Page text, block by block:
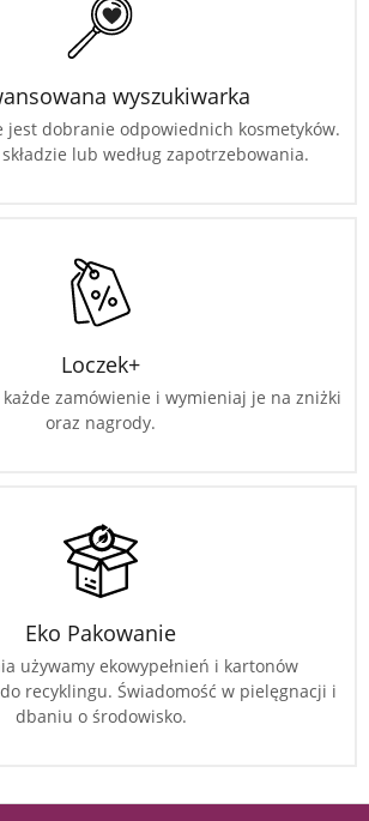
wyszukiwarka
jest dobranie odpowiednich kosmetyków.
lub według zapotrzebowania.
Loczek+
zamówienie i wymieniaj je na zniżki
oraz nagrody.
Eko Pakowanie
używamy ekowypełnień i kartonów
recyklingu. Świadomość w pielęgnacji i
dbaniu o środowisko.